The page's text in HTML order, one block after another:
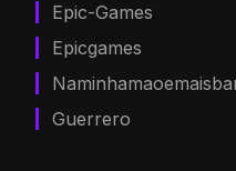
Epic-Games
Epicgames
Guerrero